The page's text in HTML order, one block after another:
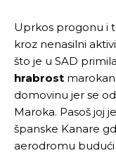
Uprkos progonu i
kroz nenasilni
što je u SAD primila
hrabrost
domovinu jer se
Maroka. Pasoš joj
španske Kanare
aerodromu budući